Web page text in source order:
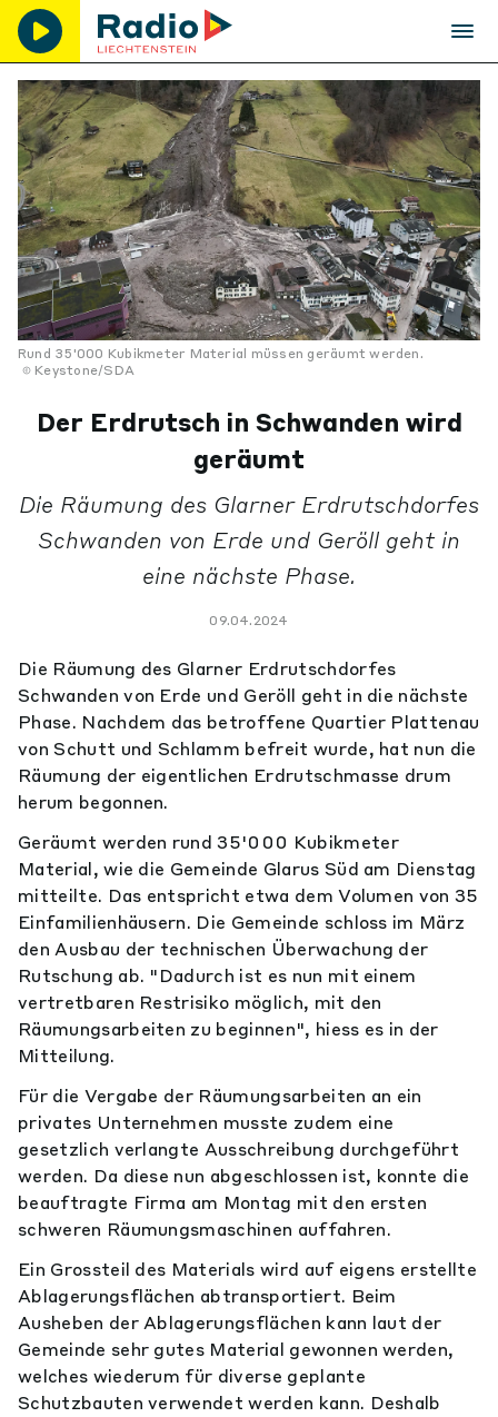
Rund 35'000 Kubikmeter Material müssen geräumt werden.
Keystone/SDA
Der Erdrutsch in Schwanden wird
geräumt
Die Räumung des Glarner Erdrutschdorfes
Schwanden von Erde und Geröll geht in
eine nächste Phase.
09.04.2024
Die Räumung des Glarner Erdrutschdorfes
Schwanden von Erde und Geröll geht in die nächste
Phase. Nachdem das betroffene Quartier Plattenau
von Schutt und Schlamm befreit wurde, hat nun die
Räumung der eigentlichen Erdrutschmasse drum
herum begonnen.
Geräumt werden rund 35'000 Kubikmeter
Material, wie die Gemeinde Glarus Süd am Dienstag
mitteilte. Das entspricht etwa dem Volumen von 35
Einfamilienhäusern. Die Gemeinde schloss im März
den Ausbau der technischen Überwachung der
Rutschung ab. "Dadurch ist es nun mit einem
vertretbaren Restrisiko möglich, mit den
Räumungsarbeiten zu beginnen", hiess es in der
Mitteilung.
Für die Vergabe der Räumungsarbeiten an ein
privates Unternehmen musste zudem eine
gesetzlich verlangte Ausschreibung durchgeführt
werden. Da diese nun abgeschlossen ist, konnte die
beauftragte Firma am Montag mit den ersten
schweren Räumungsmaschinen auffahren.
Ein Grossteil des Materials wird auf eigens erstellte
Ablagerungsflächen abtransportiert. Beim
Ausheben der Ablagerungsflächen kann laut der
Gemeinde sehr gutes Material gewonnen werden,
welches wiederum für diverse geplante
Schutzbauten verwendet werden kann. Deshalb